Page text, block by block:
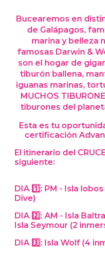
Bucearemos en
de Galápagos,
marina y belleza
famosas Darwin &
son el hogar de
tiburón ballena,
iguanas marinas,
MUCHOS
tiburones del
Esta es tu
certificación
El itinerario del
siguiente:
DIA 1️⃣: PM - Isla
Dive)
DIA 2️⃣: AM - Isla
Isla Seymour (2
DIA 3️⃣: Isla Wolf (4